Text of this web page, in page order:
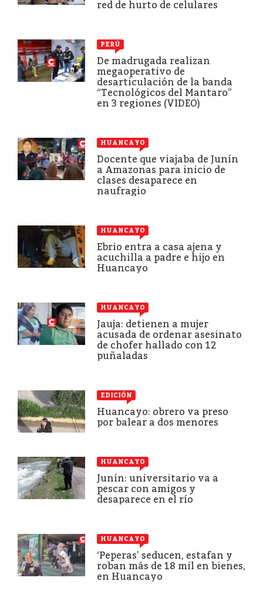
red de hurto de celulares
PERÚ
De madrugada realizan
megaoperativo de
desarticulación de la banda
“Tecnológicos del Mantaro”
en 3 regiones (VIDEO)
HUANCAYO
Docente que viajaba de Junín
a Amazonas para inicio de
clases desaparece en
naufragio
HUANCAYO
Ebrio entra a casa ajena y
acuchilla a padre e hijo en
Huancayo
HUANCAYO
Jauja: detienen a mujer
acusada de ordenar asesinato
de chofer hallado con 12
puñaladas
EDICIÓN
Huancayo: obrero va preso
por balear a dos menores
HUANCAYO
Junín: universitario va a
pescar con amigos y
desaparece en el río
HUANCAYO
‘Peperas’ seducen, estafan y
roban más de 18 mil en bienes,
en Huancayo